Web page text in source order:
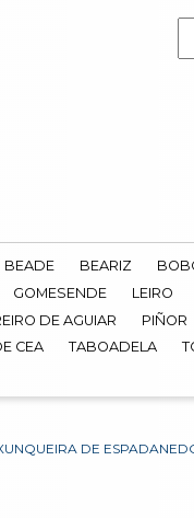
BEADE BEARIZ
GOMESENDE LEIRO
DE AGUIAR PIÑOR
CEA TABOADELA
DE